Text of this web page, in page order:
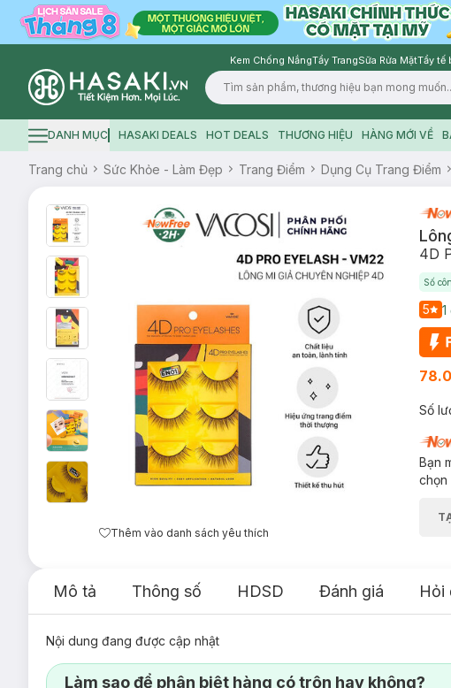
Kem Chống NắngTẩy TrangSữa Rửa MặtTẩy tế
Logo
Hamburger icon
DANH MỤC HASAKI DEALS HOT DEALS THƯƠNG HIỆU HÀNG MỚI VỀ
Trang chủ Sức Khỏe - Làm Đẹp Trang Điểm Dụng Cụ Trang Điểm
Thêm vào danh sách yêu thích
4D
Số
5 1
Số
Bạn
chọn
Mô tả Thông số HDSD Đánh giá Hỏi
Nội dung đang được cập nhật
Làm sao để phân biệt hàng có trộn hay không?